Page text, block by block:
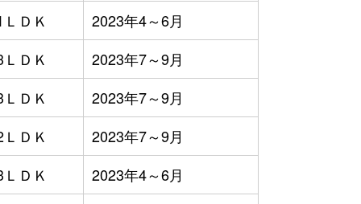
ＬＤＫ
2023年4～6月
ＤＫ
2023年7～9月
ＤＫ
2023年7～9月
ＤＫ
2023年7～9月
ＤＫ
2023年4～6月